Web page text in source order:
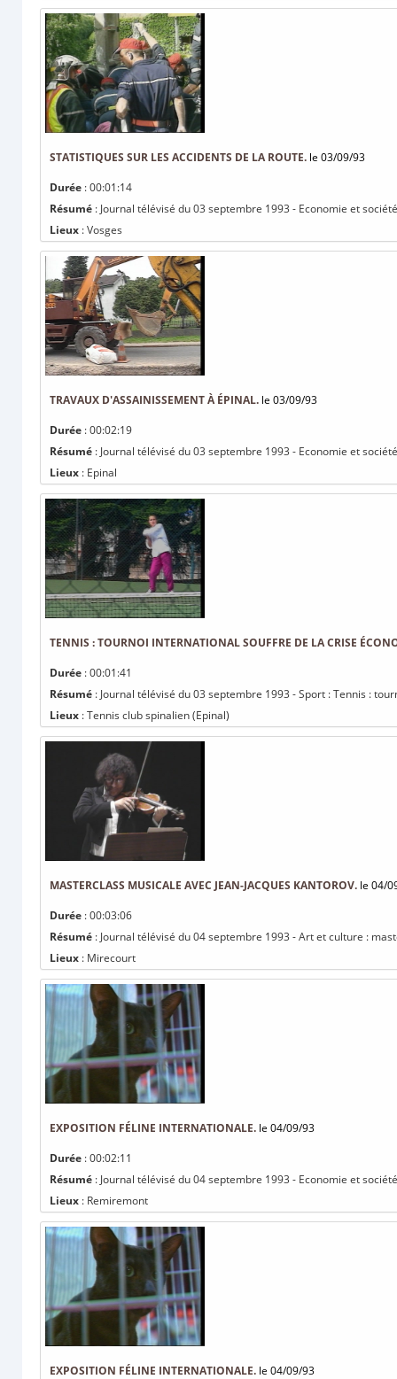
STATISTIQUES SUR LES ACCIDENTS DE LA ROUTE. le 03/09/93
Durée : 00:01:14
Résumé : Journal télévisé du 03 septembre 1993 - Economie et
Lieux : Vosges
TRAVAUX D'ASSAINISSEMENT À ÉPINAL. le 03/09/93
Durée : 00:02:19
Résumé : Journal télévisé du 03 septembre 1993 - Economie et
Lieux : Epinal
TENNIS : TOURNOI INTERNATIONAL SOUFFRE DE LA CRISE
Durée : 00:01:41
Résumé : Journal télévisé du 03 septembre 1993 - Sport : Tennis :
Lieux : Tennis club spinalien (Epinal)
MASTERCLASS MUSICALE AVEC JEAN-JACQUES KANTOROV. le 04/
Durée : 00:03:06
Résumé : Journal télévisé du 04 septembre 1993 - Art et culture :
Lieux : Mirecourt
EXPOSITION FÉLINE INTERNATIONALE. le 04/09/93
Durée : 00:02:11
Résumé : Journal télévisé du 04 septembre 1993 - Economie et
Lieux : Remiremont
EXPOSITION FÉLINE INTERNATIONALE. le 04/09/93